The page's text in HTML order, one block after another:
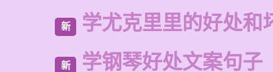
新 学尤克里里的好处和
新 学钢琴好处文案句子